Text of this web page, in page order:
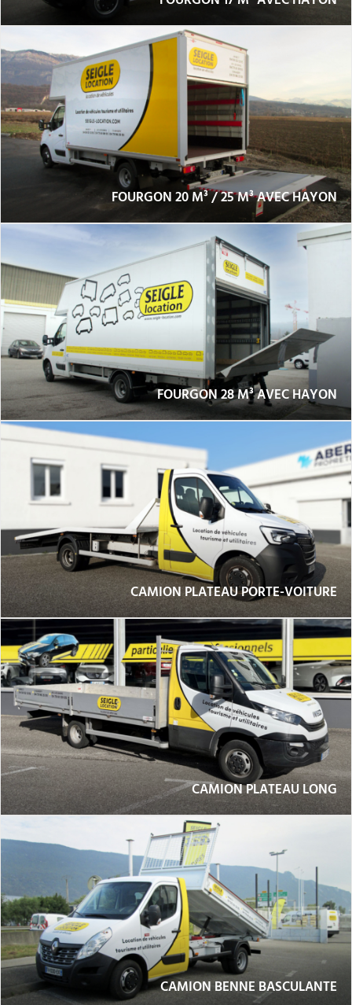
FOURGON 20 M³ / 25 M³ AVEC HAYON
FOURGON 28 M³ AVEC HAYON
CAMION PLATEAU PORTE-VOITURE
CAMION PLATEAU LONG
CAMION BENNE BASCULANTE